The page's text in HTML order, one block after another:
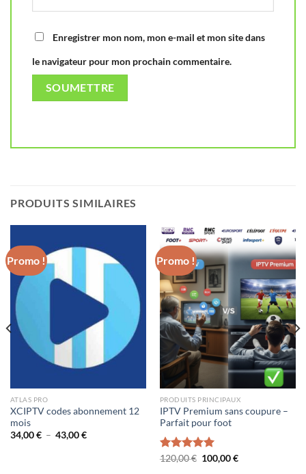
Enregistrer mon nom, mon e-mail et mon site dans
le navigateur pour mon prochain commentaire.
PRODUITS SIMILAIRES
Promo !
ATLAS PRO
XCIPTV codes abonnement 12
mois
34,00€ – 43,00€Plage
Promo !
PRODUITS PRINCIPAUX
IPTV Premium sans coupure –
Parfait pour foot
Note5.00
120,00€ Le
100,00€Le